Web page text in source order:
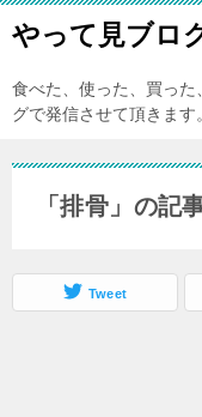
やって見ブロ
食べた、使った、買っ
グで発信させて頂きます。
「排骨」の記
Tweet